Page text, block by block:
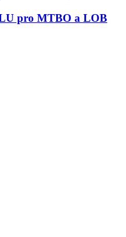
pro MTBO a LOB